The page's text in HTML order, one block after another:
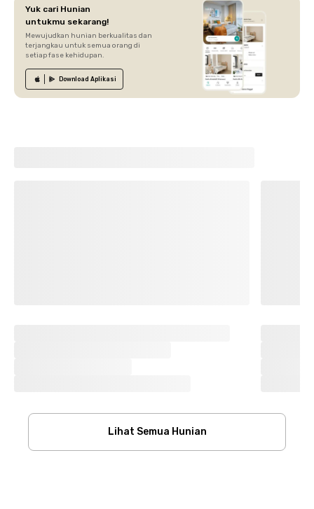
Yuk cari Hunian
untukmu sekarang!
Mewujudkan hunian berkualitas dan
terjangkau untuk semua orang di
setiap fase kehidupan.
Download Aplikasi
Lihat Semua Hunian